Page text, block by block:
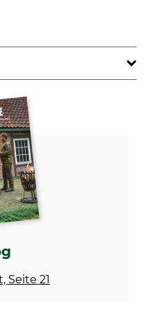
Wolle
Teile tierischen
bleichen
Seite 21